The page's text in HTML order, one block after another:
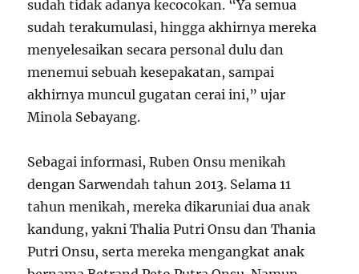
sudah tidak adanya kecocokan. “Ya semua
sudah terakumulasi, hingga akhirnya mereka
menyelesaikan secara personal dulu dan
menemui sebuah kesepakatan, sampai
akhirnya muncul gugatan cerai ini,” ujar
Minola Sebayang.
Sebagai informasi, Ruben Onsu menikah
dengan Sarwendah tahun 2013. Selama 11
tahun menikah, mereka dikaruniai dua anak
kandung, yakni Thalia Putri Onsu dan Thania
Putri Onsu, serta mereka mengangkat anak